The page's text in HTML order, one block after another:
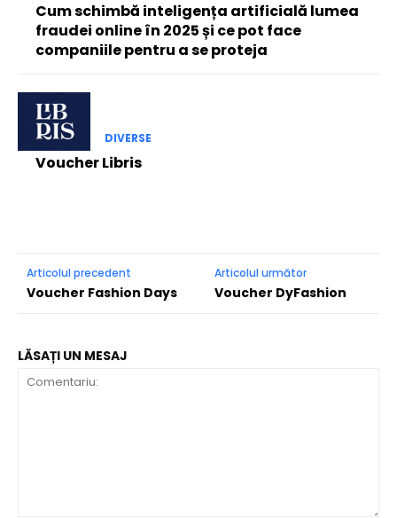
Cum schimbă inteligența artificială lumea
fraudei online în 2025 și ce pot face
companiile pentru a se proteja
DIVERSE
Voucher Libris
Articolul precedent
Voucher Fashion Days
Articolul următor
Voucher DyFashion
LĂSAȚI UN MESAJ